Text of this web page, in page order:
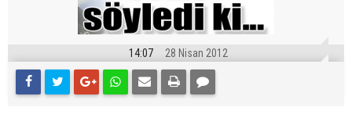
14:07 28 Nisan 2012